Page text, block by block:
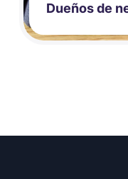
Dueños de